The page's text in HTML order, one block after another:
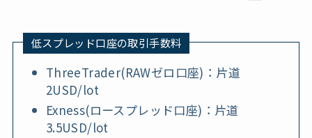
低スプレッド口座の取引手数料
ThreeTrader(RAWゼロ口座)：片道
2USD/lot
Exness(ロースプレッド口座)：片道
3.5USD/lot